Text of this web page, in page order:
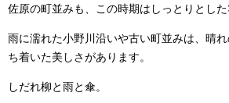
佐原の町並みも、この時期はしっとりとした
雨に濡れた小野川沿いや古い町並みは、晴
ち着いた美しさがあります。
しだれ柳と雨と傘。